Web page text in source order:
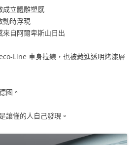
成立體雕塑感
動時浮現
來自阿爾卑斯山日出
Line 車身拉線，也被藏進透明烤漆層
國。
讓懂的人自己發現。